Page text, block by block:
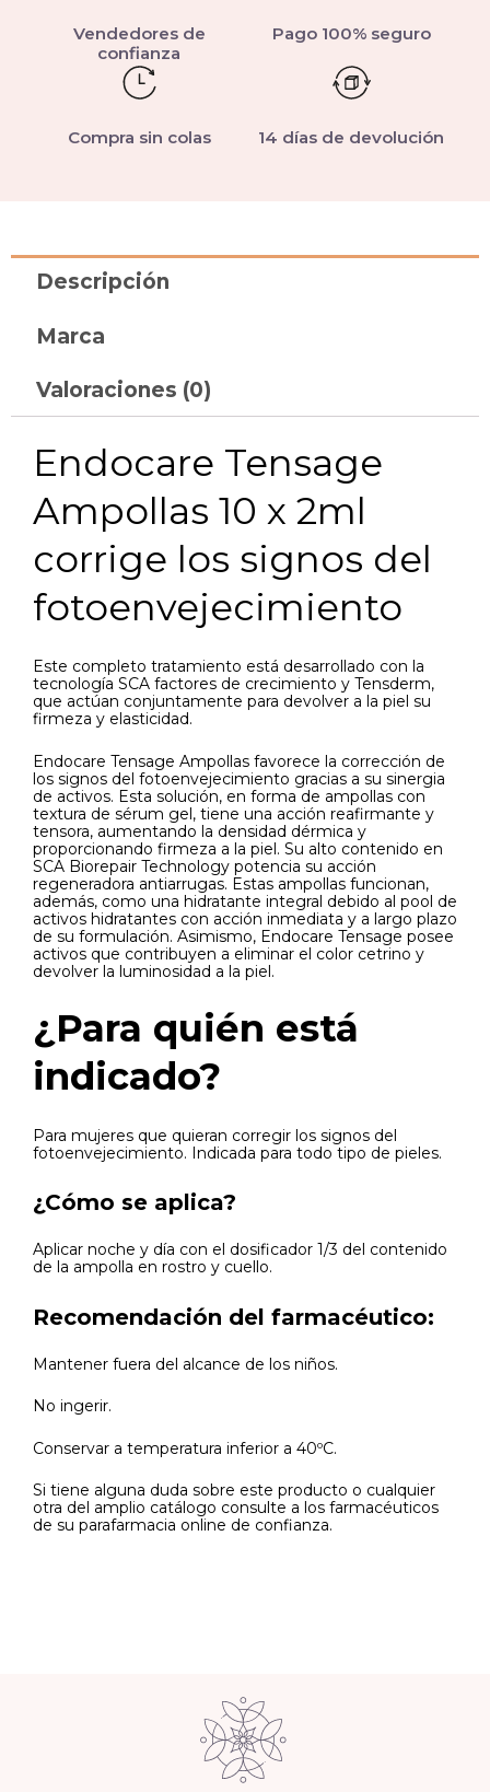
Vendedores de
confianza
Pago 100% seguro
Compra sin colas 14 días de devolución
Descripción
Marca
Valoraciones (0)
Endocare Tensage
Ampollas 10 x 2ml
corrige los signos del
fotoenvejecimiento
Este completo tratamiento está desarrollado con la
tecnología SCA factores de crecimiento y Tensderm,
que actúan conjuntamente para devolver a la piel su
firmeza y elasticidad.
Endocare Tensage Ampollas favorece la corrección de
los signos del fotoenvejecimiento gracias a su sinergia
de activos. Esta solución, en forma de ampollas con
textura de sérum gel, tiene una acción reafirmante y
tensora, aumentando la densidad dérmica y
proporcionando firmeza a la piel. Su alto contenido en
SCA Biorepair Technology potencia su acción
regeneradora antiarrugas. Estas ampollas funcionan,
además, como una hidratante integral debido al pool de
activos hidratantes con acción inmediata y a largo plazo
de su formulación. Asimismo, Endocare Tensage posee
activos que contribuyen a eliminar el color cetrino y
devolver la luminosidad a la piel.
¿Para quién está
indicado?
Para mujeres que quieran corregir los signos del
fotoenvejecimiento. Indicada para todo tipo de pieles.
¿Cómo se aplica?
Aplicar noche y día con el dosificador 1/3 del contenido
de la ampolla en rostro y cuello.
Recomendación del farmacéutico:
Mantener fuera del alcance de los niños.
No ingerir.
Conservar a temperatura inferior a 40ºC.
Si tiene alguna duda sobre este producto o cualquier
otra del amplio catálogo consulte a los farmacéuticos
de su parafarmacia online de confianza.